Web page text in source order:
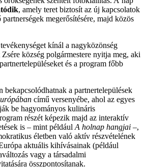
, amely teret biztosít az új kapcsolatok
megerősítésére, majd közös
kínál a nagyközönség
község polgármestere nyitja meg, aki
és a program főbb
bekapcsolódhatnak a partnertelepülések
című versenyébe, ahol az egyes
be hagyományos kulináris
részét képezik majd az interaktív
is – mint például A holnap hangjai –,
életben való aktív részvételének
aktuális kihívásainak (például
vagy a társadalmi
összpontosítanak.